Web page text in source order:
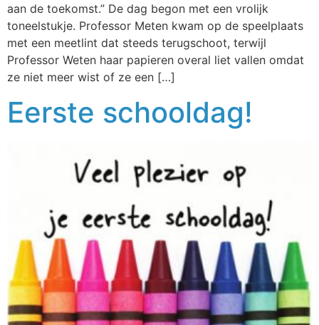
aan de toekomst.” De dag begon met een vrolijk
toneelstukje. Professor Meten kwam op de speelplaats
met een meetlint dat steeds terugschoot, terwijl
Professor Weten haar papieren overal liet vallen omdat
ze niet meer wist of ze een […]
Eerste schooldag!